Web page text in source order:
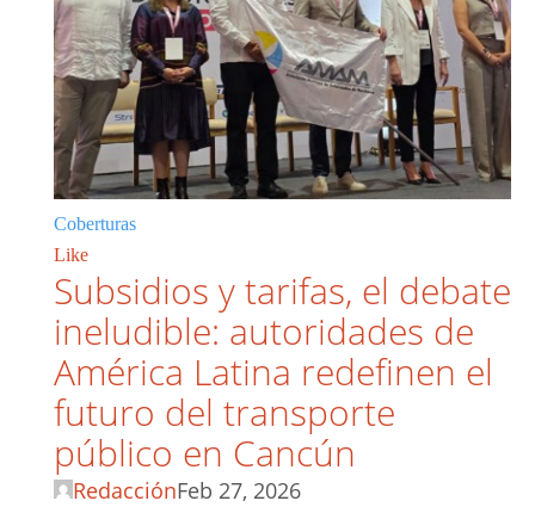
Coberturas
Like
Subsidios y tarifas, el debate
ineludible: autoridades de
América Latina redefinen el
futuro del transporte
público en Cancún
RedacciónFeb 27, 2026